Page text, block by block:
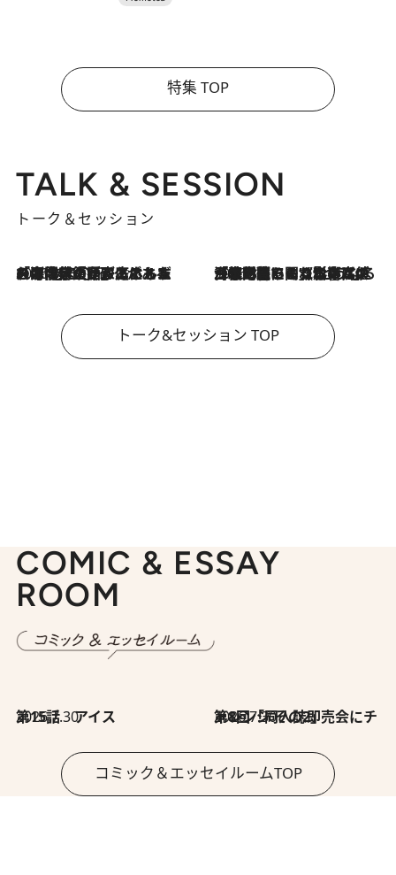
特集 TOP
TALK & SESSION
トーク＆セッション
2026.8.3
「今後値上げがあるとすれば…」「リスクがあるのは今年の冬」エネルギー専門家が語る、ホルムズ海峡封鎖が家庭にもたらす“ある心配” 2026.8.3
「住宅建てられない…」「サーチャージ料の高値が続いている」ホルムズ海峡封鎖による影響はいつまで続く？《エネルギー専門家に聞く“どうなる日本の暮らし”》
トーク&セッション TOP
COMIC & ESSAY
ROOM
2026.7.30
第15話 アイス 2026.7.30
第8回「同人誌即売会にチャレンジ その2」
コミック＆エッセイルームTOP